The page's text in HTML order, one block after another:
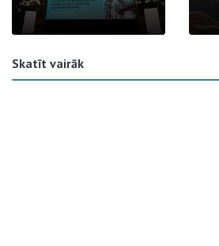
Skatīt vairāk